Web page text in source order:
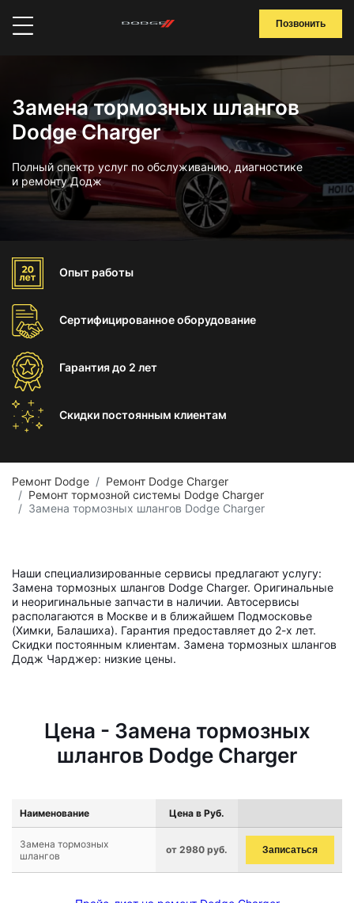
Позвонить
Замена тормозных шлангов
Dodge Charger
Полный спектр услуг по обслуживанию, диагностике
и ремонту Додж
Опыт работы
Сертифицированноеоборудование
Гарантиядо 2 лет
Скидки постоянным клиентам
Ремонт Dodge
Ремонт Dodge Charger
Ремонт тормозной системы Dodge Charger
Замена тормозных шлангов Dodge Charger
Наши специализированные сервисы предлагают услугу:
Замена тормозных шлангов Dodge Charger. Оригинальные
и неоригинальные запчасти в наличии. Автосервисы
располагаются в Москве и в ближайшем Подмосковье
(Химки, Балашиха). Гарантия предоставляет до 2-х лет.
Скидки постоянным клиентам. Замена тормозных шлангов
Додж Чарджер: низкие цены.
Цена - Замена тормозных
шлангов Dodge Charger
Наименование Цена в Руб.
Замена тормозных
шлангов
от 2980 руб. Записаться